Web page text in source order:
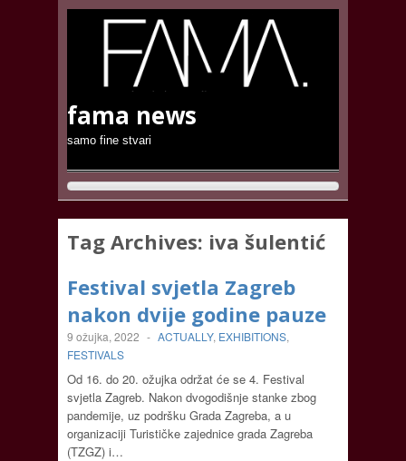
fama news
samo fine stvari
Tag Archives: iva šulentić
Festival svjetla Zagreb
nakon dvije godine pauze
9 ožujka, 2022 - ACTUALLY, EXHIBITIONS,
FESTIVALS
Od 16. do 20. ožujka održat će se 4. Festival
svjetla Zagreb. Nakon dvogodišnje stanke zbog
pandemije, uz podršku Grada Zagreba, a u
organizaciji Turističke zajednice grada Zagreba
(TZGZ) i…